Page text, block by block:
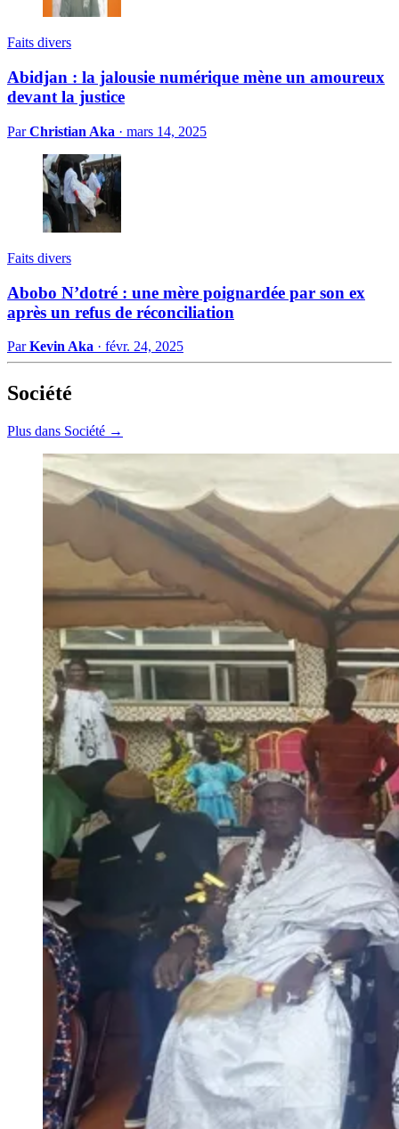
Faits divers
Abidjan : la jalousie numérique mène un amoureux
devant la justice
ParChristian Aka · mars 14, 2025
Faits divers
Abobo N’dotré : une mère poignardée par son ex
après un refus de réconciliation
ParKevin Aka · févr. 24, 2025
Société
Plus dans Société →